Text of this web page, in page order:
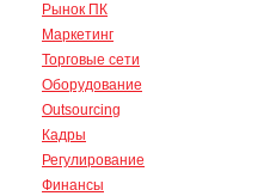
Рынок ПК
Маркетинг
Торговые сети
Оборудование
Outsourcing
Кадры
Регулирование
Финансы